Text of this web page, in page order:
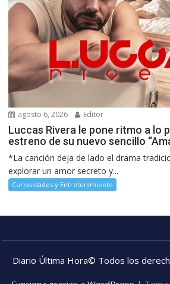
agosto 6, 2026 Editor
Luccas Rivera le pone ritmo a lo
estreno de su nuevo sencillo
*La canción deja de lado el drama
explorar un amor secreto y...
Curiosidades y Entretenimiento
Diario Última Hora© Todos los